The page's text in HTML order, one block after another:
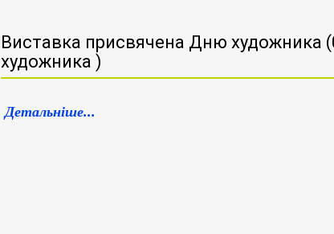
Виставка присвячена Дню художника
художника )
Детальніше...